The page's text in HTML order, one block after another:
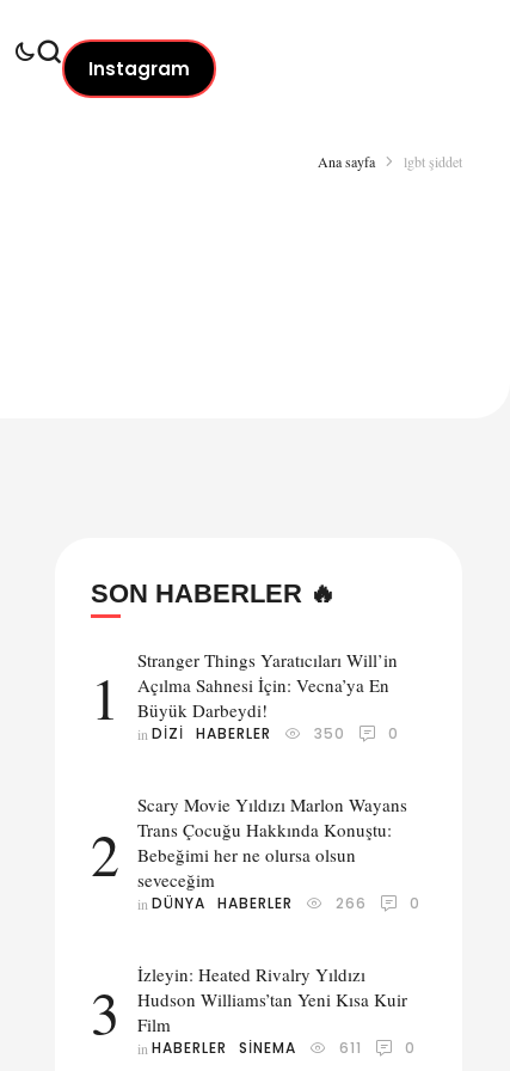
Instagram
Ana sayfa lgbt şiddet
SON HABERLER 🔥
1
Stranger Things Yaratıcıları Will’in
Açılma Sahnesi İçin: Vecna’ya En
Büyük Darbeydi!
in DIZI HABERLER 350 0
2
Scary Movie Yıldızı Marlon Wayans
Trans Çocuğu Hakkında Konuştu:
Bebeğimi her ne olursa olsun
seveceğim
in DÜNYA HABERLER 266 0
3
İzleyin: Heated Rivalry Yıldızı
Hudson Williams’tan Yeni Kısa Kuir
Film
in HABERLER SINEMA 611 0